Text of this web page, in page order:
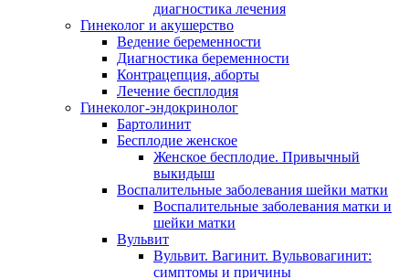
диагностика лечения
Гинеколог и акушерство
Ведение беременности
Диагностика беременности
Контрацепция, аборты
Лечение бесплодия
Гинеколог-эндокринолог
Бартолинит
Бесплодие женское
Женское бесплодие. Привычный
выкидыш
Воспалительные заболевания шейки матки
Воспалительные заболевания матки и
шейки матки
Вульвит
Вульвит. Вагинит. Вульвовагинит:
симптомы и причины